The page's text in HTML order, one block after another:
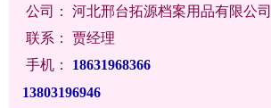
公司： 河北邢台拓源档案用品有限公司
联系： 贾经理
手机：
18631968366
13803196946